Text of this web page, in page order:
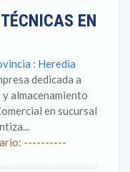
EN
: Heredia
dedicada a
almacenamiento
en sucursal
----------